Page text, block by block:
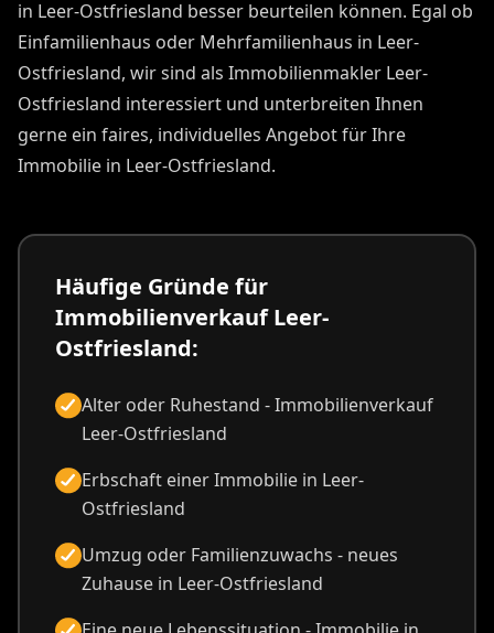
in Leer-Ostfriesland besser beurteilen können. Egal ob
Einfamilienhaus oder Mehrfamilienhaus in Leer-
Ostfriesland, wir sind als Immobilienmakler Leer-
Ostfriesland interessiert und unterbreiten Ihnen
gerne ein faires, individuelles Angebot für Ihre
Immobilie in Leer-Ostfriesland.
Häufige Gründe für
Immobilienverkauf Leer-
Ostfriesland:
Alter oder Ruhestand - Immobilienverkauf
Leer-Ostfriesland
Erbschaft einer Immobilie in Leer-
Ostfriesland
Umzug oder Familienzuwachs - neues
Zuhause in Leer-Ostfriesland